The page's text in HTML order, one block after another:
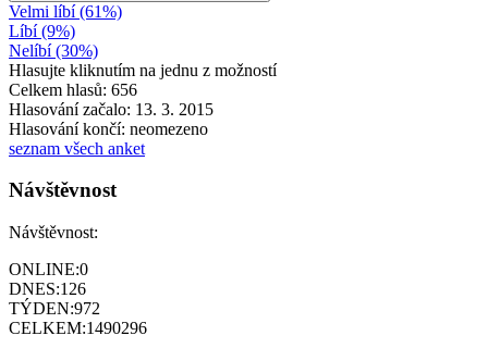
Velmi líbí (61%)
Líbí (9%)
Nelíbí (30%)
Hlasujte kliknutím na jednu z možností
Celkem hlasů: 656
Hlasování začalo: 13. 3. 2015
Hlasování končí: neomezeno
seznam všech anket
Návštěvnost
Návštěvnost:
ONLINE:0
DNES:126
TÝDEN:972
CELKEM:1490296